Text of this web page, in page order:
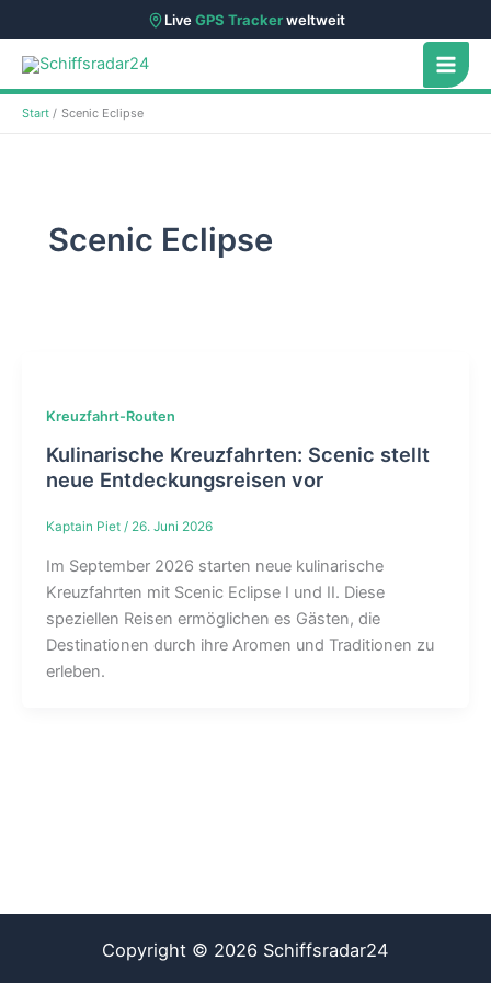
LiveGPS Trackerweltweit
Zum
Inhalt
springen
Start Scenic Eclipse
Scenic Eclipse
Kreuzfahrt-Routen
Kulinarische Kreuzfahrten: Scenic stellt
neue Entdeckungsreisen vor
Kaptain Piet / 26. Juni 2026
Im September 2026 starten neue kulinarische
Kreuzfahrten mit Scenic Eclipse I und II. Diese
speziellen Reisen ermöglichen es Gästen, die
Destinationen durch ihre Aromen und Traditionen zu
erleben.
Copyright © 2026 Schiffsradar24